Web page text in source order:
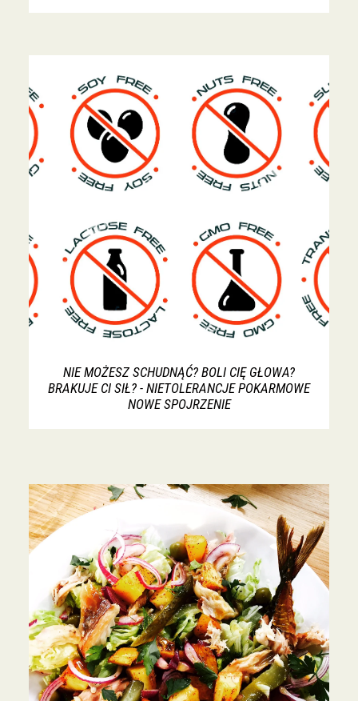
NIE MOŻESZ SCHUDNĄĆ? BOLI CIĘ GŁOWA?
BRAKUJE CI SIŁ? - NIETOLERANCJE POKARMOWE
NOWE SPOJRZENIE